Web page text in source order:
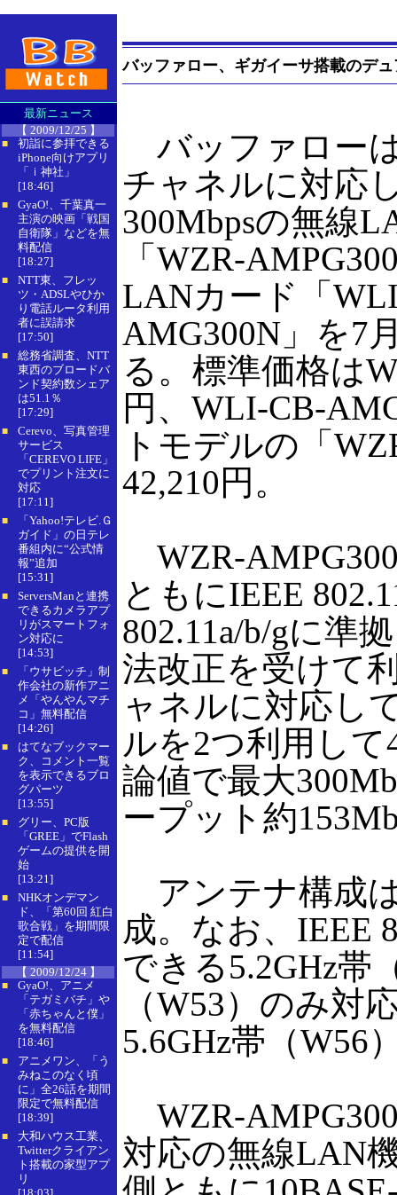
最新ニュース
【 2009/12/25 】
■
初詣に参拝できる
iPhone向けアプリ
「ｉ神社」
[18:46]
■
GyaO!、千葉真一
主演の映画「戦国
自衛隊」などを無
料配信
[18:27]
■
NTT東、フレッ
ツ・ADSLやひか
り電話ルータ利用
者に誤請求
[17:50]
■
総務省調査、NTT
東西のブロードバ
ンド契約数シェア
は51.1％
[17:29]
■
Cerevo、写真管理
サービス
「CEREVO LIFE」
でプリント注文に
対応
[17:11]
■
「Yahoo!テレビ.Ｇ
ガイド」の日テレ
番組内に“公式情
報”追加
[15:31]
■
ServersManと連携
できるカメラアプ
リがスマートフォ
ン対応に
[14:53]
■
「ウサビッチ」制
作会社の新作アニ
メ「やんやんマチ
コ」無料配信
[14:26]
■
はてなブックマー
ク、コメント一覧
を表示できるブロ
グパーツ
[13:55]
■
グリー、PC版
「GREE」でFlash
ゲームの提供を開
始
[13:21]
■
NHKオンデマン
ド、「第60回 紅白
歌合戦」を期間限
定で配信
[11:54]
【 2009/12/24 】
■
GyaO!、アニメ
「テガミバチ」や
「赤ちゃんと僕」
を無料配信
[18:46]
■
アニメワン、「う
みねこのなく頃
に」全26話を期間
限定で無料配信
[18:39]
■
大和ハウス工業、
Twitterクライアン
ト搭載の家型アプ
リ
バッファロー、ギガイーサ搭載のデ
バッファロー
チャネルに対応
300Mbpsの無線
「WZR-
LANカード「
AMG300N」を7
る。標準価格は
円、WLI-CB-
トモデルの「
42,210円。
WZR-
ともにIEEE
802.11a/b/gに準
法改正を受けて
ャネルに対応し
ルを2つ利用し
論値で最大
ープット約
アンテナ構成
成。なお、IEEE
できる5.2GHz帯
（W53）のみ対
5.6GHz帯（W56
WZR-
対応の無線LAN